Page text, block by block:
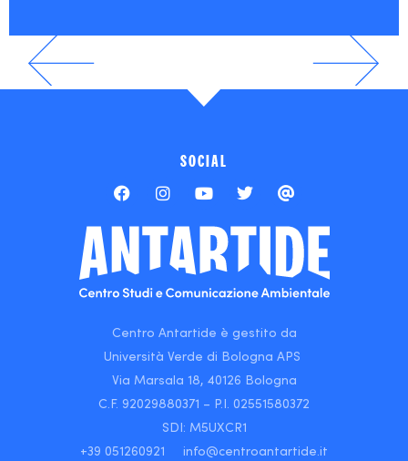
Centro Antartide è gestito da
Università Verde di Bologna APS
Via Marsala 18, 40126 Bologna
C.F. 92029880371 – P.I. 02551580372
SDI: M5UXCR1
+39 051260921 info@centroantartide.it
SOCIAL
F
a
e
b
o
k
I
n
t
a
g
a
Y
o
t
u
b
T
w
t
e
I
c
n
c
a
-
e
n
t
i
o
n